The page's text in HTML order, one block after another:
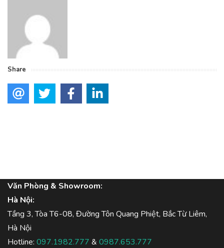
Share
Văn Phòng & Showroom:
Hà Nội:
Tầng 3, Tòa T6-08, Đường Tôn Quang Phiệt, Bắc Từ Liêm,
Hà Nội
Hotline: 097.1982.777 & 0987.653.777